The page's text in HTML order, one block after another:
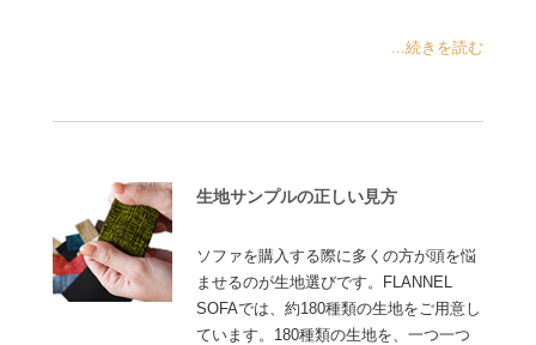
...続きを読む
生地サンプルの正しい見方
ソファを購入する際に多くの方が頭を悩
ませるのが生地選びです。FLANNEL
SOFAでは、約180種類の生地をご用意し
ています。180種類の生地を、一つ一つ